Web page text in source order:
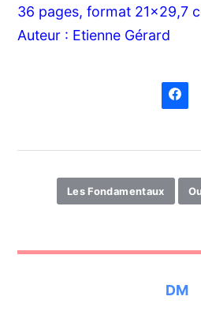
36 pages, format 21x29,7
Auteur : Etienne Gérard
Les Fondamentaux
DM